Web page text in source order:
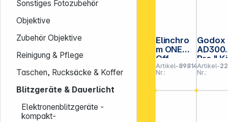
Sonstiges Fotozubehör
Objektive
Zubehör Objektive
Reinigung & Pflege
Taschen, Rucksäcke & Koffer
Blitzgeräte & Dauerlicht
Elektronenblitzgeräte -
kompakt-
Elinchro
m ONE
Off
Camera
Flash
Portrait
Kit
Artikel-
Nr.:
898144
Godox
AD300
Pro II
Artikel-
Nr.: